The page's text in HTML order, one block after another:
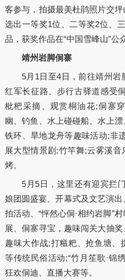
客参与，拍摄最美杜鹃照片交
选出一等奖1位、二等奖2位、
品，获奖作品在“中国雪峰山”公
靖州岩脚侗寨
5月1日至4日，前往靖州
红军长征路、步行古驿道感受
枇杷采摘、观赏桐油花;侗寨
幽、钓鱼、水上碰碰船、水上
铁环、旱地龙舟等趣味活动;非
展大型情景剧;竹竿舞;云雾溪
烤。
5月5日，这里还有迎宾拦
娘团圆盛宴、开幕式及文艺演出
拍活动、“怦然心侗·相约岩脚”
展、侗寨寻宝，趣味闯关大抽
趣味大作战;打糍粑、抢鱼塘、
等传统民俗活动;“竹月笙歌·锦
狂欢侗迪、直播大赛等。